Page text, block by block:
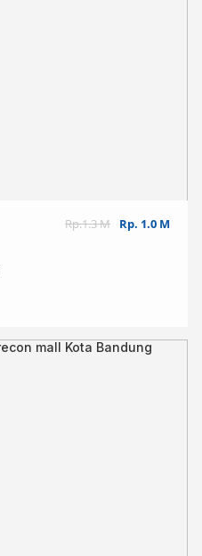
Rp.1.3 M Rp. 1.0 M